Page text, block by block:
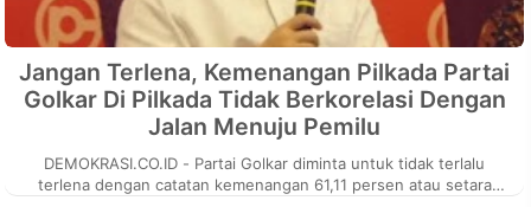
Jangan Terlena, Kemenangan Pilkada Partai
Golkar Di Pilkada Tidak Berkorelasi Dengan
Jalan Menuju Pemilu
DEMOKRASI.CO.ID - Partai Golkar diminta untuk tidak terlalu
terlena dengan catatan kemenangan 61,11 persen atau setara